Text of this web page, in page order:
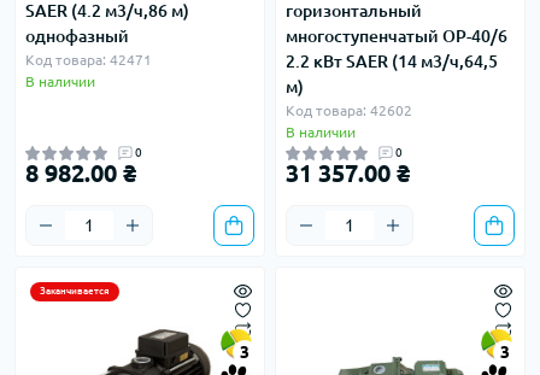
SAER (4.2 м3/ч,86 м)
однофазный
Код товара: 42471
В наличии
0
8 982.00 ₴
горизонтальный
многоступенчатый OP-40/6
2.2 кВт SAER (14 м3/ч,64,5
м)
Код товара: 42602
В наличии
0
31 357.00 ₴
Заканчивается
3
3